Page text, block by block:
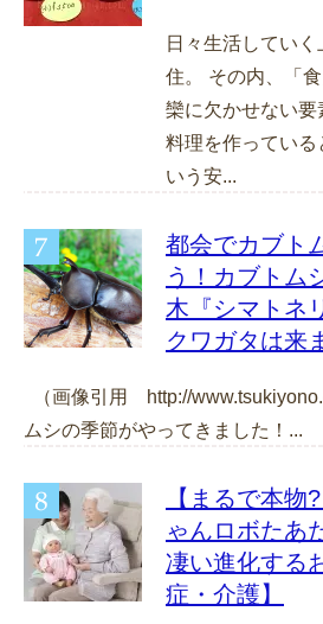
日々生活してい
住。 その内、「
欒に欠かせない
料理を作っている
いう安...
都会でカブト
う！カブトム
木『シマトネ
クワガタは来
（画像引用 http://
ムシの季節がやってきました！...
【まるで本物
ゃんロボたあ
凄い進化する
症・介護】